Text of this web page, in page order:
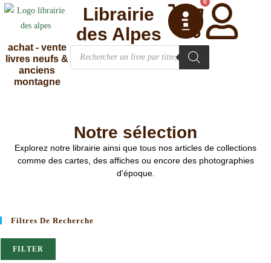
achat - vente
livres neufs &
anciens
montagne
0
Librairie
des Alpes
Notre sélection
Explorez notre librairie ainsi que tous nos articles de collections
comme des cartes, des affiches ou encore des photographies
d'époque.
Filtres De Recherche
FILTER